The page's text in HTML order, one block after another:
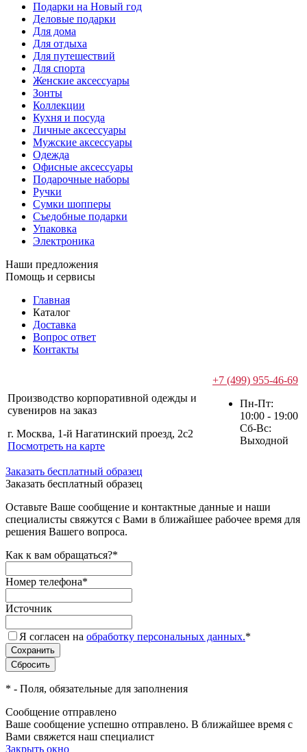
Подарки на Новый год
Деловые подарки
Для дома
Для отдыха
Для путешествий
Для спорта
Женские аксессуары
Зонты
Коллекции
Кухня и посуда
Личные аксессуары
Мужские аксессуары
Одежда
Офисные аксессуары
Подарочные наборы
Ручки
Сумки шопперы
Съедобные подарки
Упаковка
Электроника
Наши предложения
Помощь и сервисы
Главная
Каталог
Доставка
Вопрос ответ
Контакты
Производство корпоративной одежды и
сувениров на заказ
г. Москва, 1-й Нагатинский проезд, 2с2
Посмотреть на карте
+7 (499) 955-46-69
Пн-Пт:
10:00 - 19:00
Сб-Вс:
Выходной
Заказать бесплатный образец
Заказать бесплатный образец
Оставьте Ваше сообщение и контактные данные и наши
специалисты свяжутся с Вами в ближайшее рабочее время для
решения Вашего вопроса.
Как к вам обращаться?*
Номер телефона*
Источник
Я согласен на обработку персональных данных.*
* - Поля, обязательные для заполнения
Сообщение отправлено
Ваше сообщение успешно отправлено. В ближайшее время с
Вами свяжется наш специалист
Закрыть окно